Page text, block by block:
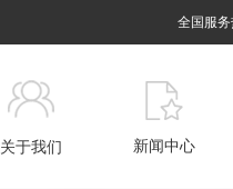
全国服务
关于我们 新闻中心